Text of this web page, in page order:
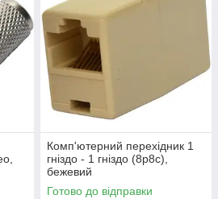
Комп'ютерний перехідник 1
гніздо - 1 гніздо (8р8с),
бежевий
Готово до відправки